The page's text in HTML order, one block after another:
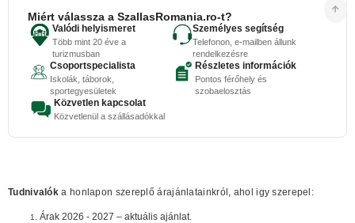
Miért válassza a SzallasRomania.ro-t?
Valódi helyismeret
Több mint 20 éve a
turizmusban
Személyes segítség
Telefonon, e-mailben állunk
rendelkezésre
Csoportspecialista
Iskolák, táborok,
sportegyesületek
Részletes információk
Pontos férőhely és
szobaelosztás
Közvetlen kapcsolat
Közvetlenül a szállásadókkal
Tudnivalók a honlapon szereplő árajánlatainkról, ahol igy szerepel:
Árak 2026 - 2027 – aktuális ajánlat.